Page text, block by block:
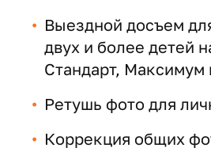
Выездной досъем
двух и более детей
Стандарт,
Ретушь фото для
Коррекция общих